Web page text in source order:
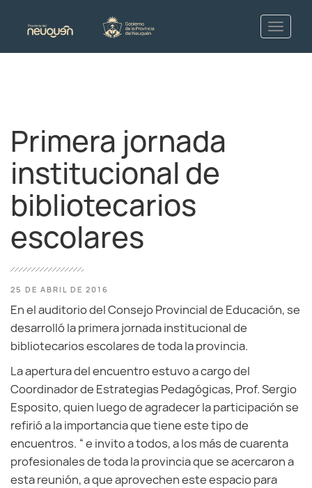
Primera jornada
institucional de
bibliotecarios
escolares
25 DE ABRIL DE 2016
En el auditorio del Consejo Provincial de Educación, se
desarrolló la primera jornada institucional de
bibliotecarios escolares de toda la provincia.
La apertura del encuentro estuvo a cargo del
Coordinador de Estrategias Pedagógicas, Prof. Sergio
Esposito, quien luego de agradecer la participación se
refirió a la importancia que tiene este tipo de
encuentros. “ e invito a todos, a los más de cuarenta
profesionales de toda la provincia que se acercaron a
esta reunión, a que aprovechen este espacio para